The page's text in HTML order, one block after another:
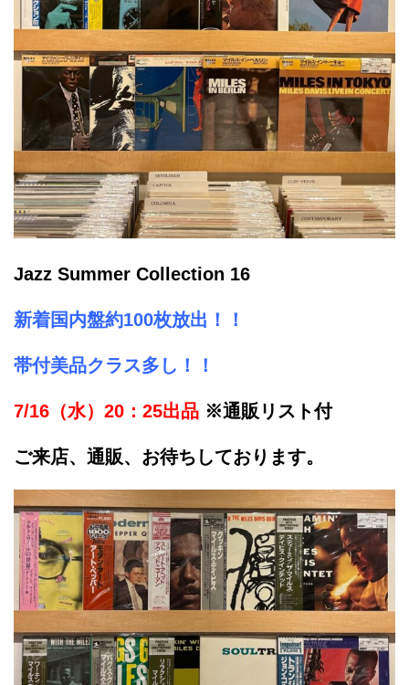
Jazz Summer Collection 16
新着国内盤約100枚放出！！
帯付美品クラス多し！！
7/16（水）20：25出品 ※通販リスト付
ご来店、通販、お待ちしております。